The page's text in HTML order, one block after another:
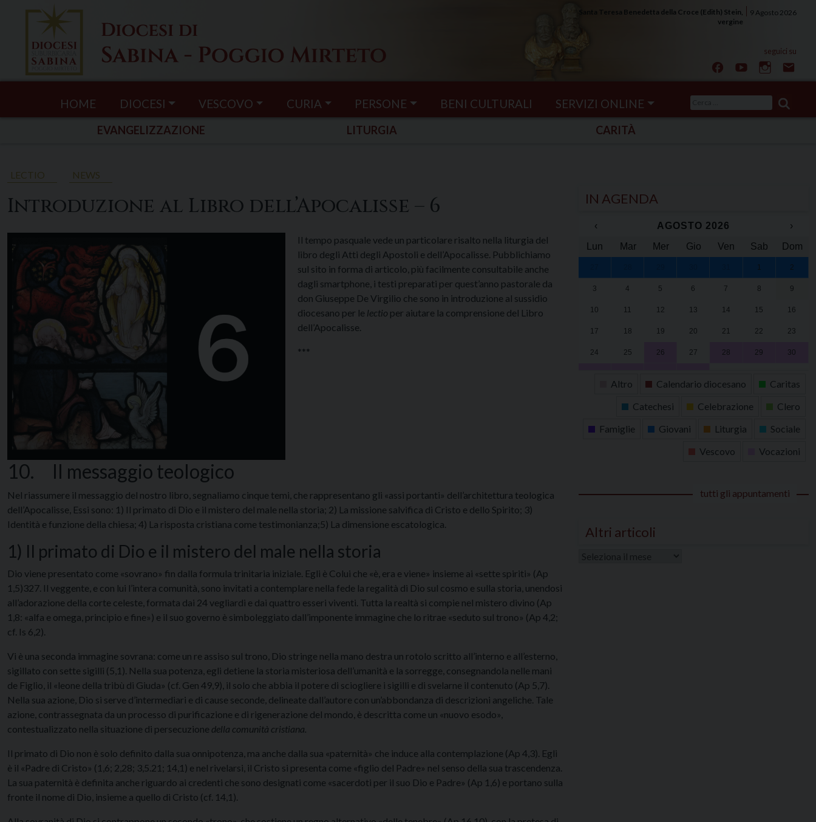
9 Agosto 2026
Santa Teresa Benedetta della Croce (Edith) Stein,
vergine
HOME DIOCESI VESCOVO CURIA PERSONE BENI CULTURALI SERVIZI ONLINE
per:
EVANGELIZZAZIONE LITURGIA CARITÀ
LECTIO NEWS
Introduzione al Libro dell’Apocalisse – 6
Il tempo pasquale vede un particolare risalto nella liturgia del
libro degli Atti degli Apostoli e dell’Apocalisse. Pubblichiamo
sul sito in forma di articolo, più facilmente consultabile anche
dagli smartphone, i testi preparati per quest’anno pastorale da
don Giuseppe De Virgilio che sono in introduzione al sussidio
diocesano per le lectio per aiutare la comprensione del Libro
dell’Apocalisse.
***
10. Il messaggio teologico
Nel riassumere il messaggio del nostro libro, segnaliamo cinque temi, che rappresentano gli «assi portanti» dell’architettura teologica
dell’Apocalisse, Essi sono: 1) Il primato di Dio e il mistero del male nella storia; 2) La missione salvifica di Cristo e dello Spirito; 3)
Identità e funzione della chiesa; 4) La risposta cristiana come testimonianza;5) La dimensione escatologica.
1) Il primato di Dio e il mistero del male nella storia
Dio viene presentato come «sovrano» fin dalla formula trinitaria iniziale. Egli è Colui che «è, era e viene» insieme ai «sette spiriti» (Ap
1,5)327. Il veggente, e con lui l’intera comunità, sono invitati a contemplare nella fede la regalità di Dio sul cosmo e sulla storia, unendosi
all’adorazione della corte celeste, formata dai 24 vegliardi e dai quattro esseri viventi. Tutta la realtà si compie nel mistero divino (Ap
1,8: «alfa e omega, principio e fine») e il suo governo è simboleggiato dall’imponente immagine che lo ritrae «seduto sul trono» (Ap 4,2;
cf. Is 6,2).
Vi è una seconda immagine sovrana: come un re assiso sul trono, Dio stringe nella mano destra un rotolo scritto all’interno e all’esterno,
sigillato con sette sigilli (5,1). Nella sua potenza, egli detiene la storia misteriosa dell’umanità e la sorregge, consegnandola nelle mani
de Figlio, il «leone della tribù di Giuda» (cf. Gen 49,9), il solo che abbia il potere di sciogliere i sigilli e di svelarne il contenuto (Ap 5,7).
Nella sua azione, Dio si serve d’intermediari e di cause seconde, delineate dall’autore con un’abbondanza di descrizioni angeliche. Tale
azione, contrassegnata da un processo di purificazione e di rigenerazione del mondo, è descritta come un «nuovo esodo»,
contestualizzato nella situazione di persecuzione della comunità cristiana.
Il primato di Dio non è solo definito dalla sua onnipotenza, ma anche dalla sua «paternità» che induce alla contemplazione (Ap 4,3). Egli
è il «Padre di Cristo» (1,6; 2,28; 3,5.21; 14,1) e nel rivelarsi, il Cristo si presenta come «figlio del Padre» nel senso della sua trascendenza.
La sua paternità è definita anche riguardo ai credenti che sono designati come «sacerdoti per il suo Dio e Padre» (Ap 1,6) e portano sulla
fronte il nome di Dio, insieme a quello di Cristo (cf. 14,1).
IN AGENDA
‹ AGOSTO 2026
›
Lun
Mar Mer Gio Ven Sab Dom
1
2
3
4 5 6 7 8 9
10 11 12 13 14 15 16
17 18 19 20 21 22 23
24 25 26 27 28 29 30
Altro Calendario diocesano
Caritas
Catechesi
Celebrazione
Clero
Famiglie
Giovani Liturgia
Sociale
Vescovo
Vocazioni
tutti gli appuntamenti
Altri articoli